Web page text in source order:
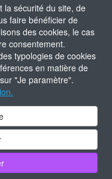
la sécurité du site, de
faire bénéficier de
des cookies, le cas
consentement.
typologies de cookies
en matière de
"Je paramètre".